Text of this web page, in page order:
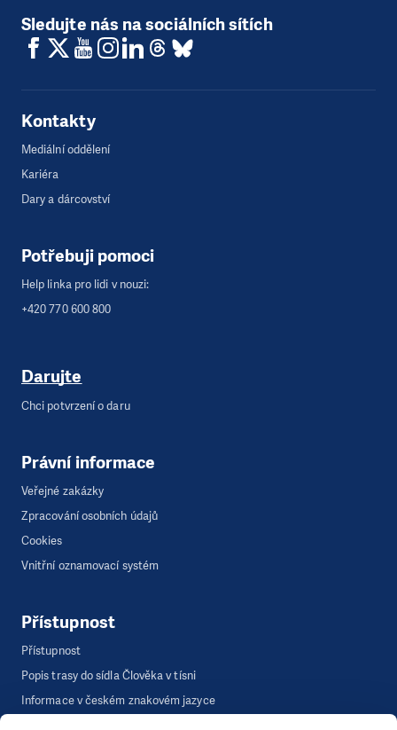
Sledujte nás na sociálních sítích
Kontakty
Mediální oddělení
Kariéra
Dary a dárcovství
Potřebuji pomoci
Help linka pro lidi v nouzi:
+420 770 600 800
Darujte
Chci potvrzení o daru
Právní informace
Veřejné zakázky
Zpracování osobních údajů
Cookies
Vnitřní oznamovací systém
Přístupnost
Přístupnost
Popis trasy do sídla Člověka v tísni
Informace v českém znakovém jazyce